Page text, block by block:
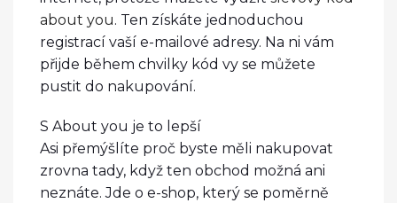
about you. Ten získáte jednoduchou
registrací vaší e-mailové adresy. Na ni vám
přijde během chvilky kód vy se můžete
pustit do nakupování.
S About you je to lepší
Asi přemýšlíte proč byste měli nakupovat
zrovna tady, když ten obchod možná ani
neznáte. Jde o e-shop, který se poměrně